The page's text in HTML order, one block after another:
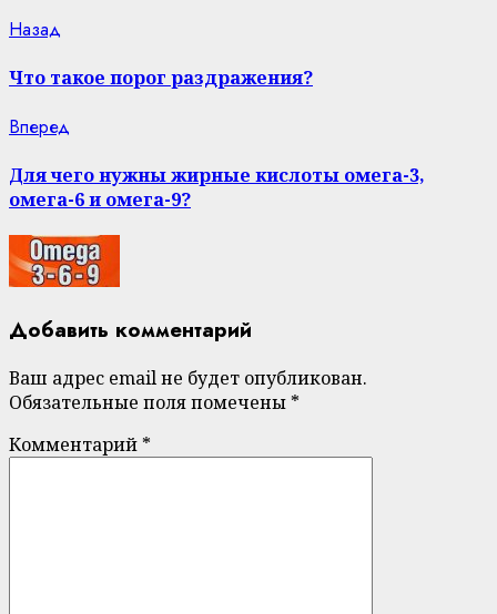
Continue
Reading
Назад
Что такое порог раздражения?
Вперед
Для чего нужны жирные кислоты омега-3,
омега-6 и омега-9?
Добавить комментарий
Ваш адрес email не будет опубликован.
Обязательные поля помечены *
Комментарий *